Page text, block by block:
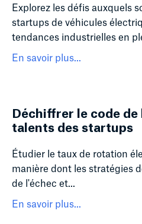
Explorez les défis auxquels
startups de véhicules
tendances industrielles en
En savoir plus...
Déchiffrer le code
talents des startups
Étudier le taux de rotation
manière dont les stratégies
de l'échec et...
En savoir plus...